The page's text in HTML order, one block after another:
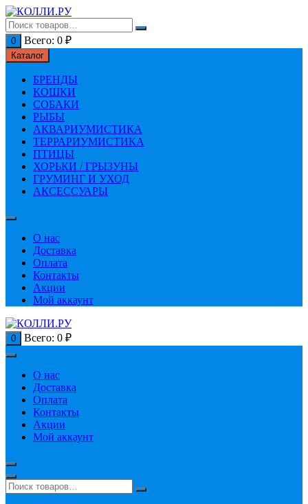
Перейти
к
содержимому
0 Всего: 0 ₽
Каталог
БРЕНДЫ
КОШКИ
СОБАКИ
РЫБЫ
АКВАРИУМИСТИКА
ТЕРРАРИУМИСТИКА
ПТИЦЫ
ХОРЬКИ / ГРЫЗУНЫ
ГРУМИНГ И УХОД
АКСЕССУАРЫ
О нас
Доставка
Оплата
Контакты
Акции
Мой аккаунт
0 Всего: 0 ₽
О нас
Доставка
Оплата
Контакты
Акции
Мой аккаунт